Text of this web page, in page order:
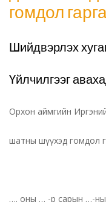
гомдол
Шийдвэрлэх
Үйлчилгээг
Орхон аймгийн
шатны шүүхэд гомдол
…. оны … -р сарын …-